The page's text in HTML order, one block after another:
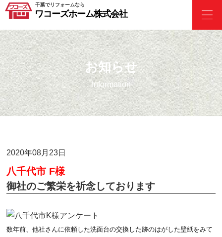
千葉でリフォームなら
ワコーズホーム株式会社
お知らせ
Information
2020年08月23日
八千代市 F様
御社のご繁栄を祈念しております
数年前、他社さんに依頼した洗面台の交換した跡のはがした壁紙をみて